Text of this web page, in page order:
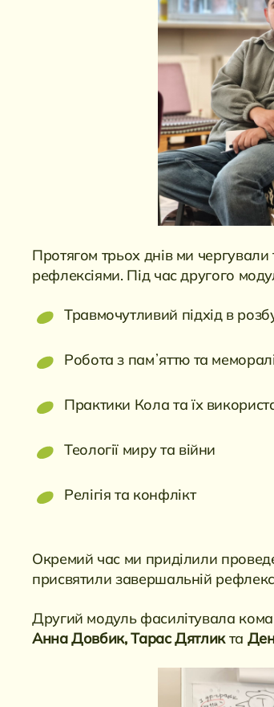
Протягом трьох днів ми
рефлексіями. Під час другого
Травмочутливий підхід в
Робота з памʼяттю та
Практики Кола та їх
Теології миру та війни
Релігія та конфлікт
Окремий час ми приділили
присвятили завершальній
Другий модуль фасилітувала
Анна Довбик, Тарас Дятликта